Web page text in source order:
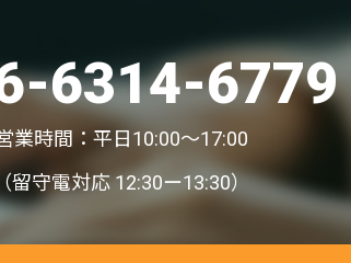
6314-6779
業時間：平日10:00〜17:00
（留守電対応 12:30ー13:30）